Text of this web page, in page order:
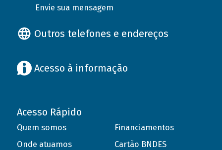
Envie sua mensagem
Outros telefones e endereços
Acesso à informação
Acesso Rápido
Quem somos
Onde atuamos
Financiamentos
Cartão BNDES